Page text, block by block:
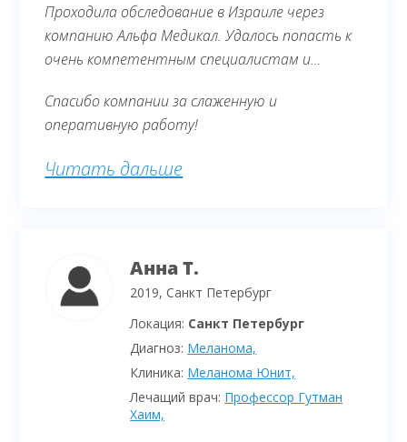
Проходила обследование в Израиле через
компанию Альфа Медикал. Удалось попасть к
очень компетентным специалистам и
обследования. Диагноз, поставленный
нашими врачами, не подтвердился.
Спасибо компании за слаженную и
оперативную работу!
Читать дальше
Анна Т.
2019, Санкт Петербург
Локация: Санкт Петербург
Диагноз: Меланома,
Клиника: Меланома Юнит,
Лечащий врач: Профессор Гутман
Хаим,